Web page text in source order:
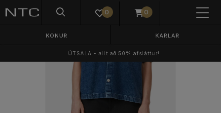
0 0
KONUR KARLAR
ÚTSALA - allt að 50% afsláttur!